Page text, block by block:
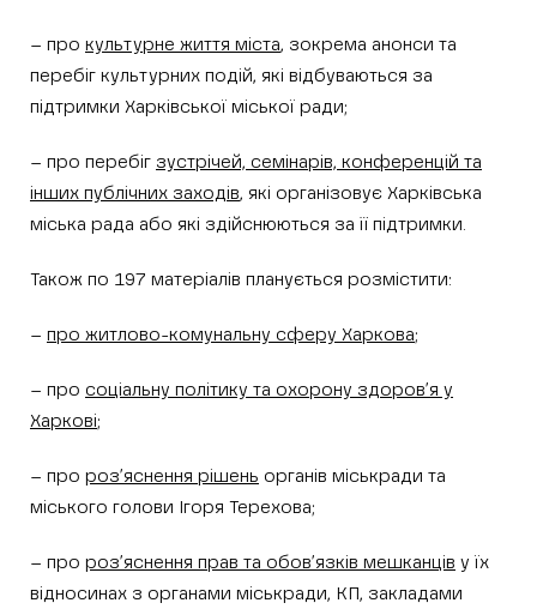
– про культурне життя міста, зокрема анонси та
перебіг культурних подій, які відбуваються за
підтримки Харківської міської ради;
– про перебіг зустрічей, семінарів, конференцій та
інших публічних заходів, які організовує Харківська
міська рада або які здійснюються за її підтримки.
Також по 197 матеріалів планується розмістити:
– про житлово-комунальну сферу Харкова;
– про соціальну політику та охорону здоров’я у
Харкові;
– про роз’яснення рішень органів міськради та
міського голови Ігоря Терехова;
– про роз’яснення прав та обов’язків мешканців у їх
відносинах з органами міськради, КП, закладами